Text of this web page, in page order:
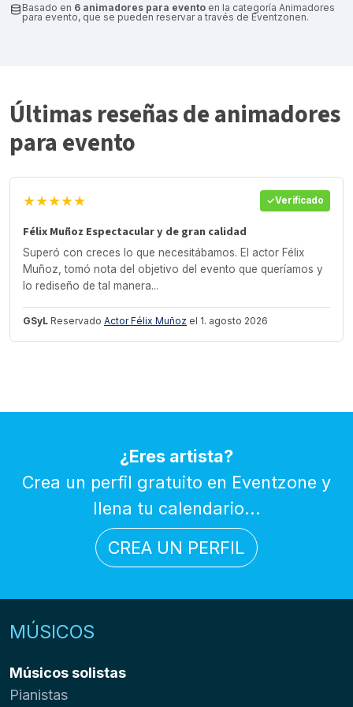
Basado en 6 animadores para evento en la categoría Animadores
para evento, que se pueden reservar a través de Eventzonen.
Últimas reseñas de animadores
para evento
★★★★★ Verificado
Félix Muñoz Espectacular y de gran calidad
Superó con creces lo que necesitábamos. El actor Félix
Muñoz, tomó nota del objetivo del evento que queríamos y
lo rediseño de tal manera...
GSyL Reservado Actor Félix Muñoz el 1. agosto 2026
¿Eres artista?
Crea un perfil gratuito en Eventzone y
llena tu calendario...
CREA UN PERFIL
MÚSICOS
Músicos solistas
Pianistas